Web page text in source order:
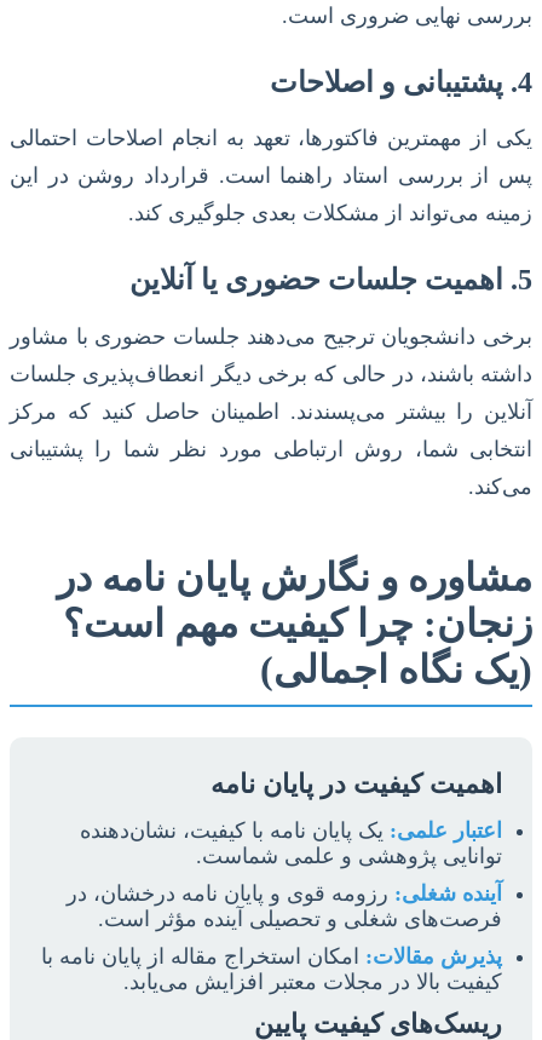
بررسی نهایی ضروری است.
4. پشتیبانی و اصلاحات
یکی از مهمترین فاکتورها، تعهد به انجام اصلاحات احتمالی
پس از بررسی استاد راهنما است. قرارداد روشن در این
زمینه می‌تواند از مشکلات بعدی جلوگیری کند.
5. اهمیت جلسات حضوری یا آنلاین
برخی دانشجویان ترجیح می‌دهند جلسات حضوری با مشاور
داشته باشند، در حالی که برخی دیگر انعطاف‌پذیری جلسات
آنلاین را بیشتر می‌پسندند. اطمینان حاصل کنید که مرکز
انتخابی شما، روش ارتباطی مورد نظر شما را پشتیبانی
می‌کند.
مشاوره و نگارش پایان نامه در
زنجان: چرا کیفیت مهم است؟
(یک نگاه اجمالی)
اهمیت کیفیت در پایان نامه
اعتبار علمی: یک پایان نامه با کیفیت، نشان‌دهنده
توانایی پژوهشی و علمی شماست.
آینده شغلی: رزومه قوی و پایان نامه درخشان، در
فرصت‌های شغلی و تحصیلی آینده مؤثر است.
پذیرش مقالات: امکان استخراج مقاله از پایان نامه با
کیفیت بالا در مجلات معتبر افزایش می‌یابد.
ریسک‌های کیفیت پایین